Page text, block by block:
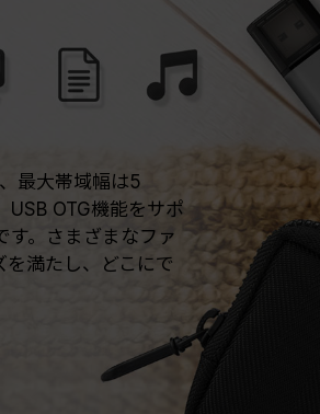
最大帯域幅は5
USB OTG機能をサポ
す。さまざまなファ
満たし、どこにで